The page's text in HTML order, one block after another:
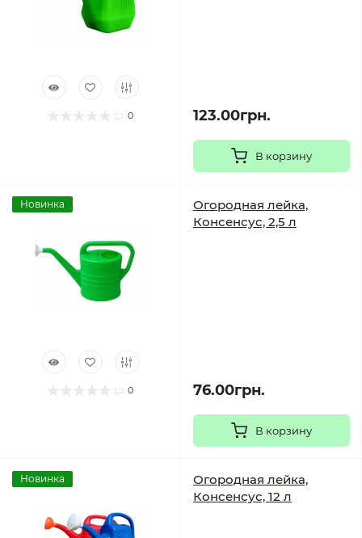
0 123.00грн.
В корзину
Новинка
0
Огородная лейка,
Консенсус, 2,5 л
76.00грн.
В корзину
Новинка
Огородная лейка,
Консенсус, 12 л